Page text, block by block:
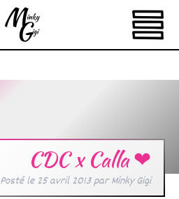
CDC x Calla ❤
Posté le25 avril 2013parMinky Gigi